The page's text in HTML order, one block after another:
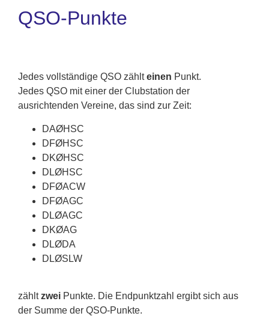
QSO-Punkte
Jedes vollständige QSO zählteinen Punkt.
Jedes QSO mit einer der Clubstation der
ausrichtenden Vereine, das sind zur Zeit:
DAØHSC
DFØHSC
DKØHSC
DLØHSC
DFØACW
DFØAGC
DLØAGC
DKØAG
DLØDA
DLØSLW
zähltzwei Punkte. Die Endpunktzahl ergibt sich aus
der Summe der QSO-Punkte.